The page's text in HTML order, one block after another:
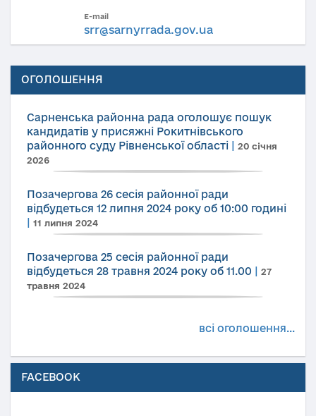
E-mail
srr@sarnyrrada.gov.ua
ОГОЛОШЕННЯ
Сарненська районна рада оголошує пошук
кандидатів у присяжні Рокитнівського
районного суду Рівненської області
20 січня
2026
Позачергова 26 сесія районної ради
відбудеться 12 липня 2024 року об 10:00 годині
11 липня 2024
Позачергова 25 сесія районної ради
відбудеться 28 травня 2024 року об 11.00
27
травня 2024
всі оголошення...
FACEBOOK